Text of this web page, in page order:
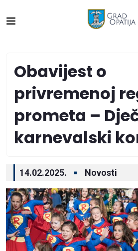
Obavijest o
privremenoj
prometa –
karnevalski
14.02.2025. Novosti